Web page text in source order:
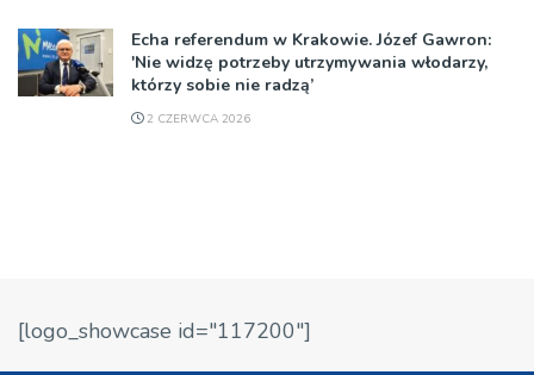
Echa referendum w Krakowie. Józef Gawron:
'Nie widzę potrzeby utrzymywania włodarzy,
którzy sobie nie radzą’
2 CZERWCA 2026
[logo_showcase id="117200"]